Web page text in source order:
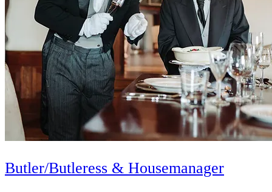
Butler/Butleress & Housemanager